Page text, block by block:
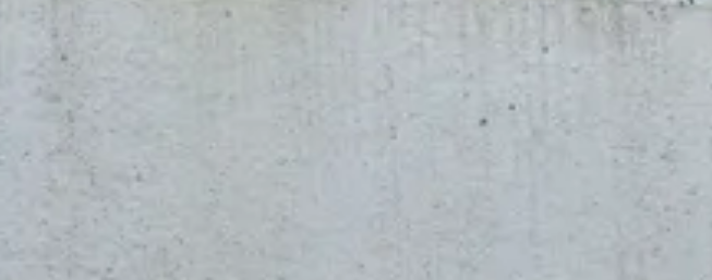
Ακολούθησε μας:
Βρες εύκολα το σταθμό φόρτισης που χρειάζεσαι και…